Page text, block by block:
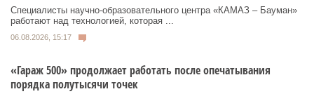
Специалисты научно-образовательного центра «КАМАЗ – Бауман»
работают над технологией, которая ...
06.08.2026, 15:17
«Гараж 500» продолжает работать после опечатывания
порядка полутысячи точек